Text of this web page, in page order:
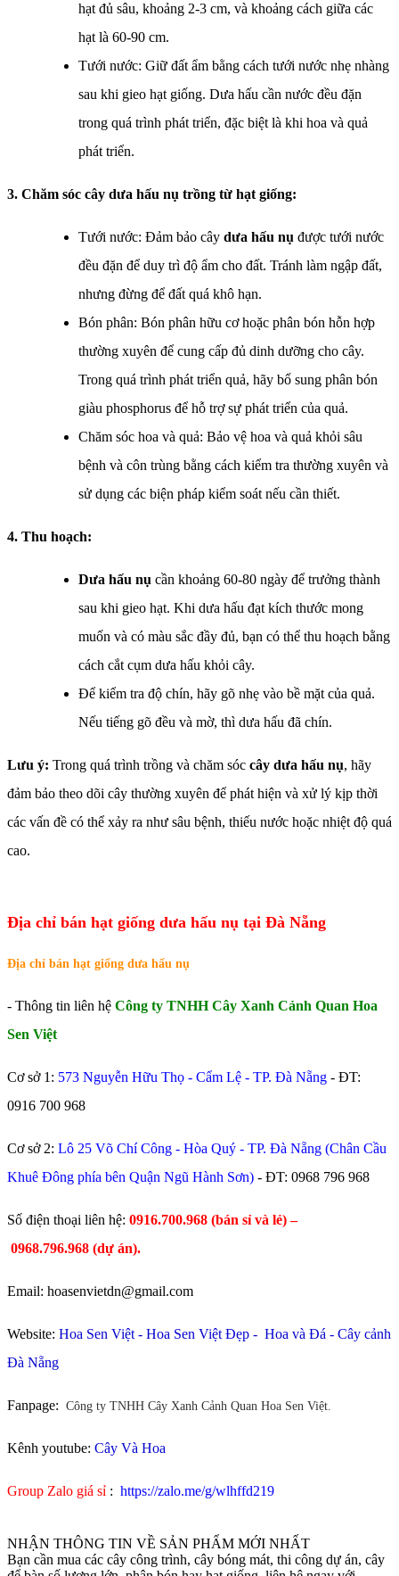
hạt đủ sâu, khoảng 2-3 cm, và khoảng cách giữa các
hạt là 60-90 cm.
Tưới nước: Giữ đất ẩm bằng cách tưới nước nhẹ nhàng
sau khi gieo hạt giống. Dưa hấu cần nước đều đặn
trong quá trình phát triển, đặc biệt là khi hoa và quả
phát triển.
3. Chăm sóc cây dưa hấu nụ trồng từ hạt giống:
Tưới nước: Đảm bảo cây dưa hấu nụ được tưới nước
đều đặn để duy trì độ ẩm cho đất. Tránh làm ngập đất,
nhưng đừng để đất quá khô hạn.
Bón phân: Bón phân hữu cơ hoặc phân bón hỗn hợp
thường xuyên để cung cấp đủ dinh dưỡng cho cây.
Trong quá trình phát triển quả, hãy bổ sung phân bón
giàu phosphorus để hỗ trợ sự phát triển của quả.
Chăm sóc hoa và quả: Bảo vệ hoa và quả khỏi sâu
bệnh và côn trùng bằng cách kiểm tra thường xuyên và
sử dụng các biện pháp kiểm soát nếu cần thiết.
4. Thu hoạch:
Dưa hấu nụ cần khoảng 60-80 ngày để trưởng thành
sau khi gieo hạt. Khi dưa hấu đạt kích thước mong
muốn và có màu sắc đầy đủ, bạn có thể thu hoạch bằng
cách cắt cụm dưa hấu khỏi cây.
Để kiểm tra độ chín, hãy gõ nhẹ vào bề mặt của quả.
Nếu tiếng gõ đều và mờ, thì dưa hấu đã chín.
Lưu ý: Trong quá trình trồng và chăm sóc cây dưa hấu nụ, hãy
đảm bảo theo dõi cây thường xuyên để phát hiện và xử lý kịp thời
các vấn đề có thể xảy ra như sâu bệnh, thiếu nước hoặc nhiệt độ quá
cao.
Địa chỉ bán hạt giống dưa hấu nụ tại Đà Nẵng
Địa chỉ bán hạt giống dưa hấu nụ
- Thông tin liên hệ Công ty TNHH Cây Xanh Cảnh Quan Hoa
Sen Việt
Cơ sở 1: 573 Nguyễn Hữu Thọ - Cẩm Lệ - TP. Đà Nẵng - ĐT:
0916 700 968
Cơ sở 2: Lô 25 Võ Chí Công - Hòa Quý - TP. Đà Nẵng (Chân Cầu
Khuê Đông phía bên Quận Ngũ Hành Sơn) - ĐT: 0968 796 968
​Số điện thoại liên hệ: 0916.700.968 (bán sỉ và lẻ) –
0968.796.968 (dự án).
Email: hoasenvietdn@gmail.com
Website: Hoa Sen Việt - Hoa Sen Việt Đẹp - Hoa và Đá - Cây cảnh
Đà Nẵng
Fanpage: Công ty TNHH Cây Xanh Cảnh Quan Hoa Sen Việt.
Kênh youtube: Cây Và Hoa
Group Zalo giá sỉ : https://zalo.me/g/wlhffd219
NHẬN THÔNG TIN VỀ SẢN PHẨM MỚI NHẤT
Bạn cần mua các cây công trình, cây bóng mát, thi công dự án, cây